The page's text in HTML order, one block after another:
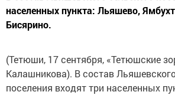
населенных пунк­та: Льяшево,
Бисярино.
(Тетюши, 17 сентября, «Тетюшские
Калашникова). В состав
поселения входят три населенных